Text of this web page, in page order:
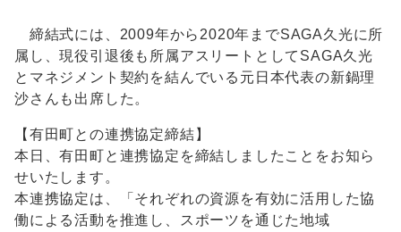
締結式には、2009年から2020年までSAGA久光に所
属し、現役引退後も所属アスリートとしてSAGA久光
とマネジメント契約を結んでいる元日本代表の新鍋理
沙さんも出席した。
【有田町との連携協定締結】
本日、有田町と連携協定を締結しましたことをお知ら
せいたします。
本連携協定は、「それぞれの資源を有効に活用した協
働による活動を推進し、スポーツを通じた地域